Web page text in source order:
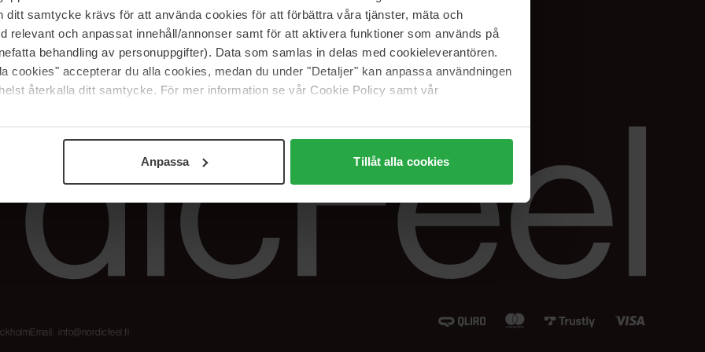
ditt samtycke krävs för att använda cookies för att förbättra våra tjänster, mäta och
relevant och anpassat innehåll/annonser samt för att aktivera funktioner som används på
behandling av personuppgifter). Data som samlas in delas med cookieleverantören.
cookies" accepterar du alla cookies, medan du under "Detaljer" kan anpassa användningen
återkalla ditt samtycke. För mer information se vår Cookie Policy samt vår
Anpassa Tillåt alla cookies
The Beauty Edit
Työskentele
NordicFeel Groupissa
reklamaatiot
Facebook
LinkedIn
Email:
info@nordicfeel.fi